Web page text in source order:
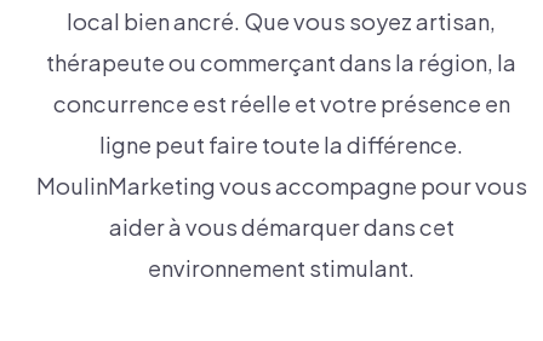
local bien ancré. Que vous soyez artisan,
thérapeute ou commerçant dans la région, la
concurrence est réelle et votre présence en
ligne peut faire toute la différence.
MoulinMarketing vous accompagne pour vous
aider à vous démarquer dans cet
environnement stimulant.